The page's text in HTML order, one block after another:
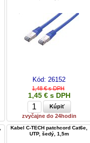
Kód: 26152
1,48 € s DPH
1,45 € s DPH
zvyčajne do 24hodin
Kabel C-TECH patchcord Cat6e,
UTP, šedý, 1,5m